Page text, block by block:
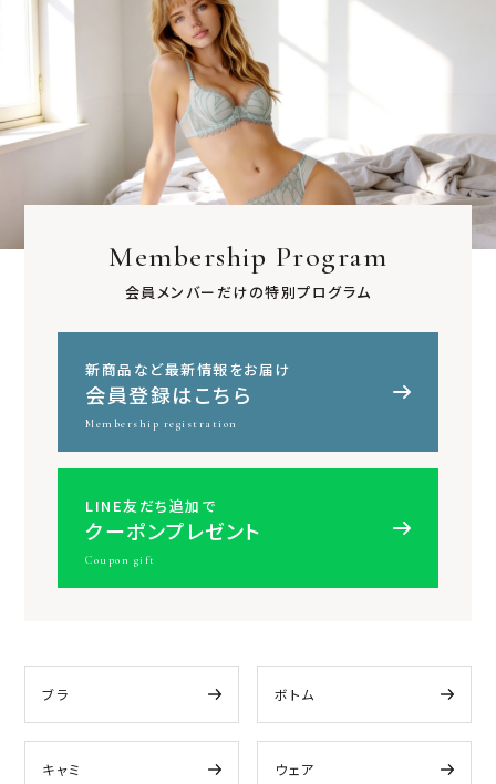
Membership Program
会員メンバーだけの特別プログラム
新商品など最新情報をお届け
会員登録はこちら
Membership registration
LINE友だち追加で
クーポンプレゼント
Coupon gift
ブラ ボトム
キャミ ウェア